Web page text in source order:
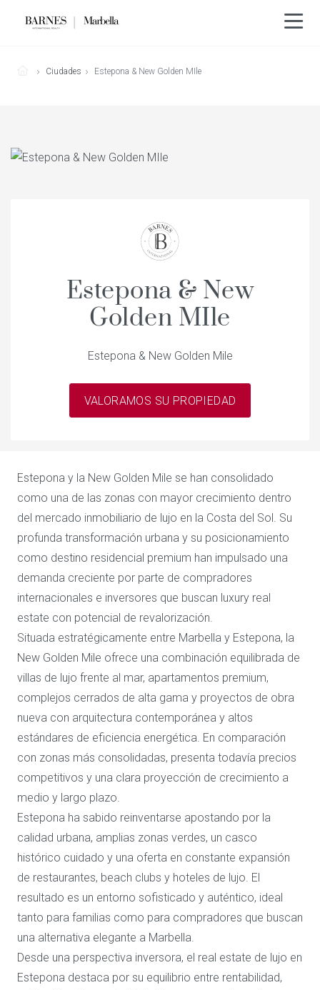
Ciudades Estepona & New Golden MIle
Estepona & New
Golden MIle
Estepona & New Golden Mile
VALORAMOS SU PROPIEDAD
Estepona y la New Golden Mile se han consolidado
como una de las zonas con mayor crecimiento dentro
del mercado inmobiliario de lujo en la Costa del Sol. Su
profunda transformación urbana y su posicionamiento
como destino residencial premium han impulsado una
demanda creciente por parte de compradores
internacionales e inversores que buscan luxury real
estate con potencial de revalorización.
Situada estratégicamente entre Marbella y Estepona, la
New Golden Mile ofrece una combinación equilibrada de
villas de lujo frente al mar, apartamentos premium,
complejos cerrados de alta gama y proyectos de obra
nueva con arquitectura contemporánea y altos
estándares de eficiencia energética. En comparación
con zonas más consolidadas, presenta todavía precios
competitivos y una clara proyección de crecimiento a
medio y largo plazo.
Estepona ha sabido reinventarse apostando por la
calidad urbana, amplias zonas verdes, un casco
histórico cuidado y una oferta en constante expansión
de restaurantes, beach clubs y hoteles de lujo. El
resultado es un entorno sofisticado y auténtico, ideal
tanto para familias como para compradores que buscan
una alternativa elegante a Marbella.
Desde una perspectiva inversora, el real estate de lujo en
Estepona destaca por su equilibrio entre rentabilidad,